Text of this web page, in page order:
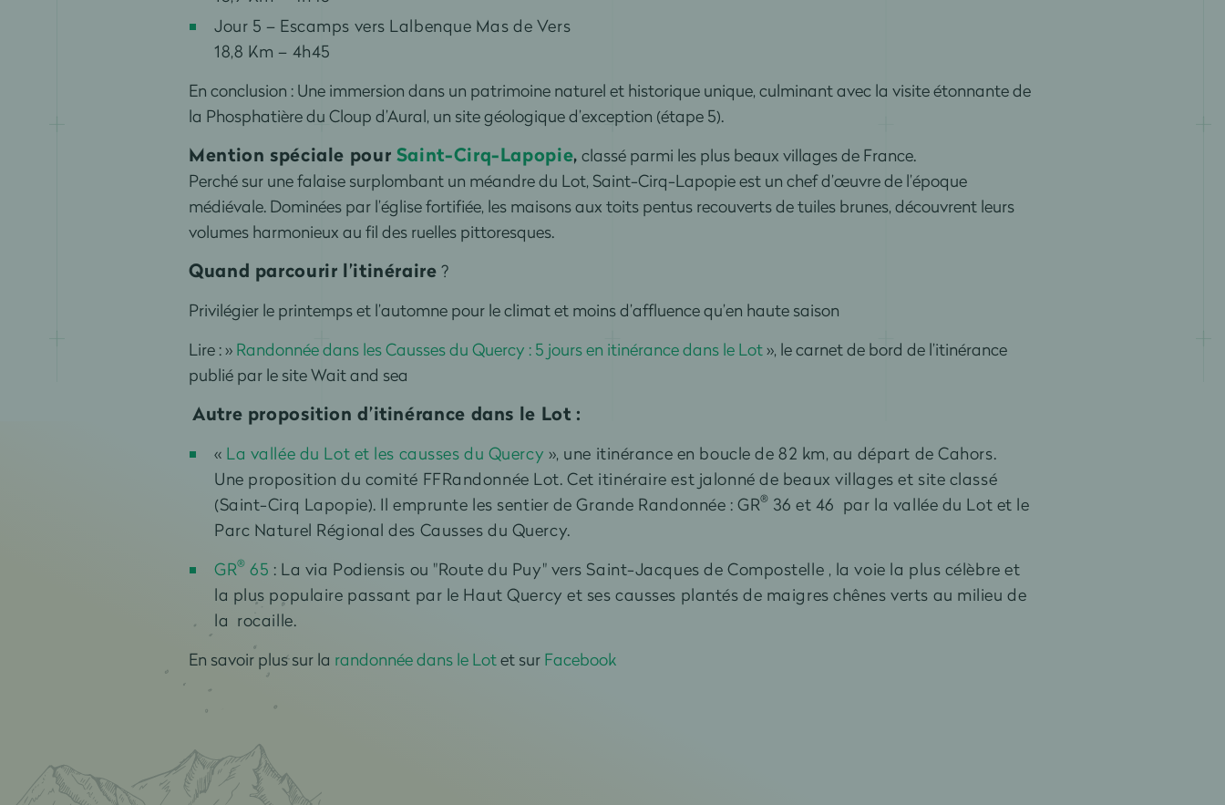
Jour 5 – Escamps vers Lalbenque Mas de Vers
18,8 Km – 4h45
En conclusion : Une immersion dans un patrimoine naturel et historique unique, culminant avec la visite étonnante de
la Phosphatière du Cloup d’Aural, un site géologique d’exception (étape 5).
Mention spéciale pour Saint-Cirq-Lapopie, classé parmi les plus beaux villages de France.
Perché sur une falaise surplombant un méandre du Lot, Saint-Cirq-Lapopie est un chef d’œuvre de l’époque
médiévale. Dominées par l’église fortifiée, les maisons aux toits pentus recouverts de tuiles brunes, découvrent leurs
volumes harmonieux au fil des ruelles pittoresques.
Quand parcourir l’itinéraire ?
Privilégier le printemps et l’automne pour le climat et moins d’affluence qu’en haute saison
Lire : » Randonnée dans les Causses du Quercy : 5 jours en itinérance dans le Lot», le carnet de bord de l’itinérance
publié par le site Wait and sea
Autre proposition d’itinérance dans le Lot :
« La vallée du Lot et les causses du Quercy », une itinérance en boucle de 82 km, au départ de Cahors.
Une proposition du comité FFRandonnée Lot. Cet itinéraire est jalonné de beaux villages et site classé
(Saint-Cirq Lapopie). Il emprunte les sentier de Grande Randonnée : GR® 36 et 46 par la vallée du Lot et le
Parc Naturel Régional des Causses du Quercy.
GR® 65 : La via Podiensis ou "Route du Puy" vers Saint-Jacques de Compostelle , la voie la plus célèbre et
la plus populaire passant par le Haut Quercy et ses causses plantés de maigres chênes verts au milieu de
la rocaille.
En savoir plus sur la randonnée dans le Lotet sur Facebook